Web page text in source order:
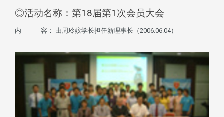
◎活动名称：第18届第1次会员大会
内 容： 由周玲妏学长担任新理事长（2006.06.04）